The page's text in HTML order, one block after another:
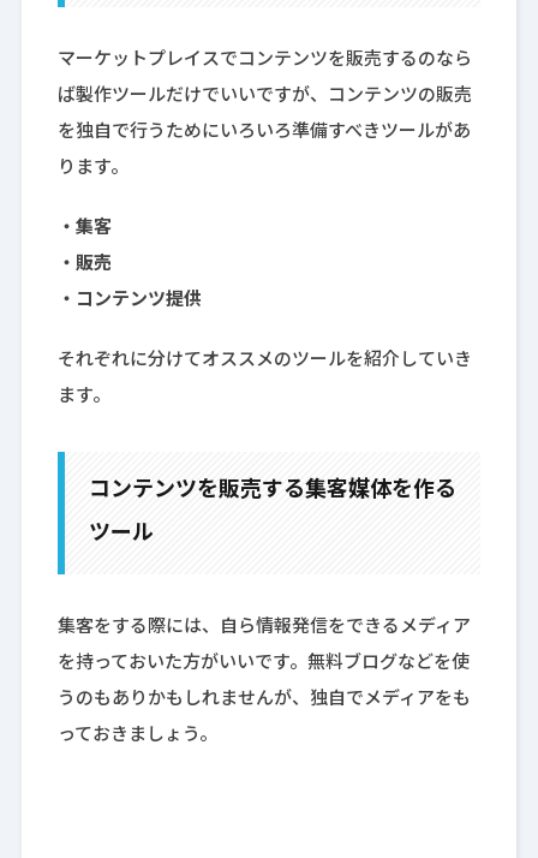
マーケットプレイスでコンテンツを販売するのなら
ば製作ツールだけでいいですが、コンテンツの販売
を独自で行うためにいろいろ準備すべきツールがあ
ります。
・集客
・販売
・コンテンツ提供
それぞれに分けてオススメのツールを紹介していき
ます。
コンテンツを販売する集客媒体を作る
ツール
集客をする際には、自ら情報発信をできるメディア
を持っておいた方がいいです。無料ブログなどを使
うのもありかもしれませんが、独自でメディアをも
っておきましょう。